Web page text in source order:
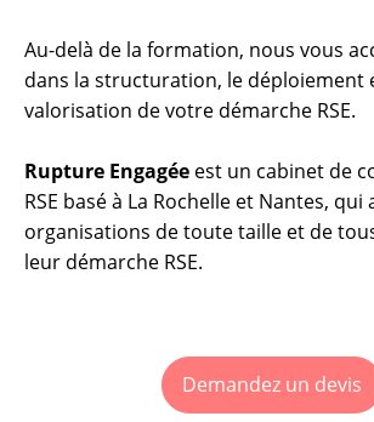
Au-delà de la formation, nous vous
dans la structuration, le déploiement
valorisation de votre démarche RSE.
Rupture Engagée est un cabinet de
RSE basé à La Rochelle et Nantes,
organisations de toute taille et de
leur démarche RSE.
Demandez un devis